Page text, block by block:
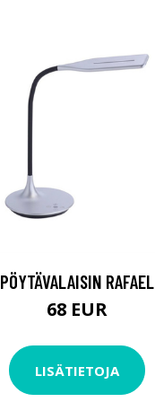
PÖYTÄVALAISIN RAFAEL
68 EUR
LISÄTIETOJA